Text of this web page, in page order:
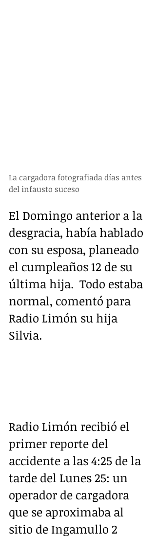
La cargadora fotografiada días antes
del infausto suceso
El Domingo anterior a la
desgracia, había hablado
con su esposa, planeado
el cumpleaños 12 de su
última hija.  Todo estaba
normal, comentó para
Radio Limón su hija
Silvia.
Radio Limón recibió el
primer reporte del
accidente a las 4:25 de la
tarde del Lunes 25: un
operador de cargadora
que se aproximaba al
sitio de Ingamullo 2